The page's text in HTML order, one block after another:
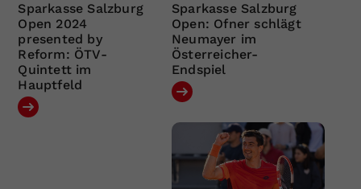
Sparkasse Salzburg
Open 2024
presented by
Reform: ÖTV-
Quintett im
Hauptfeld
Sparkasse Salzburg
Open: Ofner schlägt
Neumayer im
Österreicher-
Endspiel